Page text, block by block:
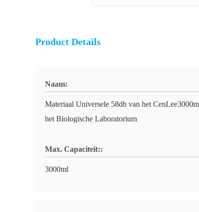
Product Details
Naam:
Materiaal Universele 58db van het
het Biologische Laboratorium
Max. Capaciteit::
3000ml